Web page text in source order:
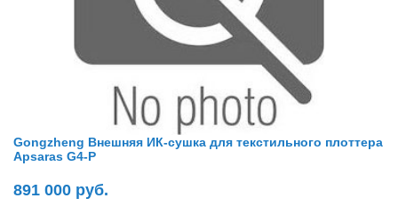
Gongzheng Внешняя ИК-сушка для текстильного плоттера
Apsaras G4-P
891 000 руб.